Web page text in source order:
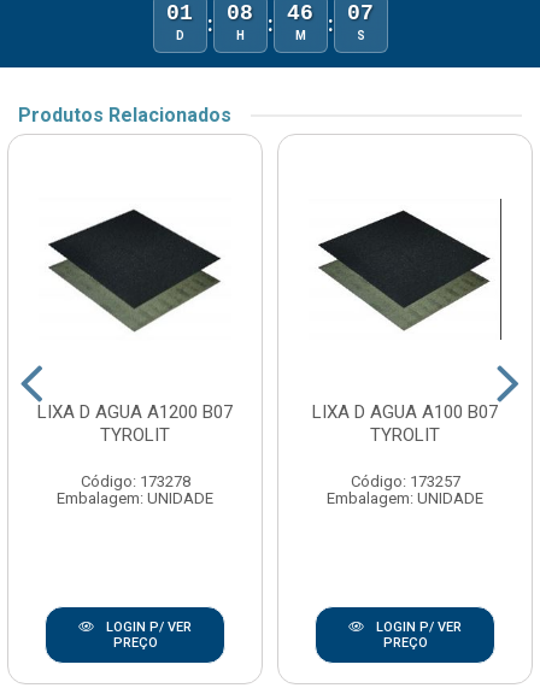
01
D : 08
H : 46
M : 07
S
Produtos Relacionados
LIXA D AGUA A1200 B07
TYROLIT
Código: 173278
Embalagem: UNIDADE
LOGIN P/ VER
PREÇO
LIXA D AGUA A100 B07
TYROLIT
Código: 173257
Embalagem: UNIDADE
LOGIN P/ VER
PREÇO